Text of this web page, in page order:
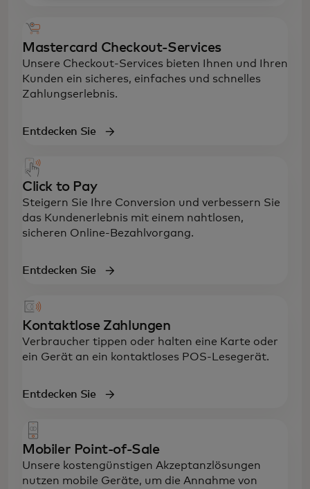
Mastercard Checkout-Services
Unsere Checkout-Services bieten Ihnen und Ihren
Kunden ein sicheres, einfaches und schnelles
Zahlungserlebnis.
Entdecken Sie
Click to Pay
Steigern Sie Ihre Conversion und verbessern Sie
das Kundenerlebnis mit einem nahtlosen,
sicheren Online-Bezahlvorgang.
Entdecken Sie
Kontaktlose Zahlungen
Verbraucher tippen oder halten eine Karte oder
ein Gerät an ein kontaktloses POS-Lesegerät.
Entdecken Sie
Mobiler Point-of-Sale
Unsere kostengünstigen Akzeptanzlösungen
nutzen mobile Geräte, um die Annahme von